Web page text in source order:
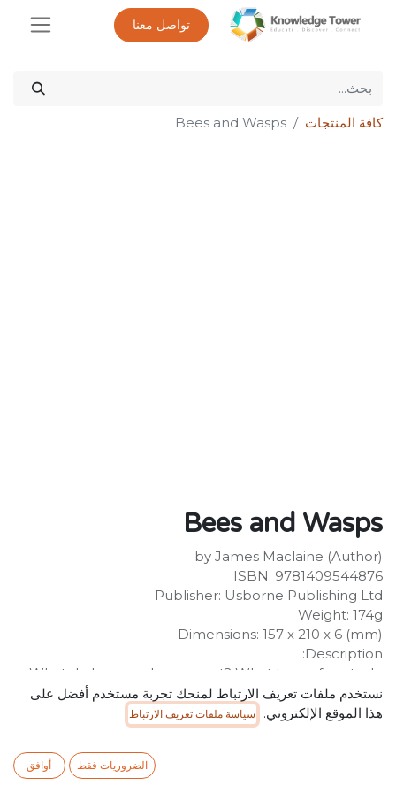
تواصل معنا
كافة المنتجات Bees and Wasps
Bees and Wasps
by James Maclaine (Author)
ISBN: 9781409544876
Publisher: Usborne Publishing Ltd
Weight: 174g
Dimensions: 157 x 210 x 6 (mm)
Description:
What do bees and wasps eat? What type of nests do
they make? How do bees make honey? Find out the
answers and lots more in this intriguing introduction to
the fascinating world of bees and wasps. Easy-to-read
text is accompanied by full-colour photographs and
step-by-step visual explanations. Includes internet
نستخدم ملفات تعريف الارتباط لمنحك تجربة مستخدم أفضل على
هذا الموقع الإلكتروني.
سياسة ملفات تعريف الارتباط
الضروريات فقط أوافق